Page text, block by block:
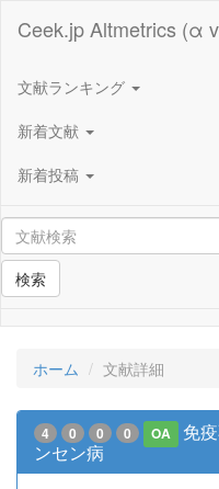
Ceek.jp Altmetrics (α
文献ランキング
新着文献
新着投稿
検索
ホーム 文献詳細
4 0 0 0 OA
免
ンセン病